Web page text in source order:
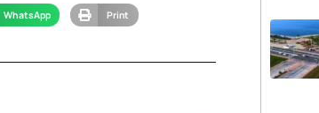
WhatsApp Print